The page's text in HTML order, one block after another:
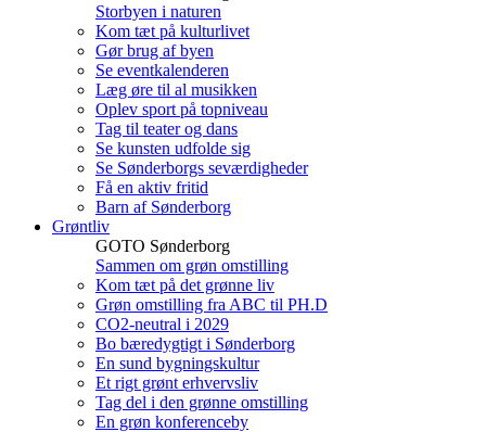
Storbyen i naturen
Kom tæt på kulturlivet
Gør brug af byen
Se eventkalenderen
Læg øre til al musikken
Oplev sport på topniveau
Tag til teater og dans
Se kunsten udfolde sig
Se Sønderborgs seværdigheder
Få en aktiv fritid
Barn af Sønderborg
Grøntliv
GOTO Sønderborg
Sammen om grøn omstilling
Kom tæt på det grønne liv
Grøn omstilling fra ABC til PH.D
CO2-neutral i 2029
Bo bæredygtigt i Sønderborg
En sund bygningskultur
Et rigt grønt erhvervsliv
Tag del i den grønne omstilling
En grøn konferenceby